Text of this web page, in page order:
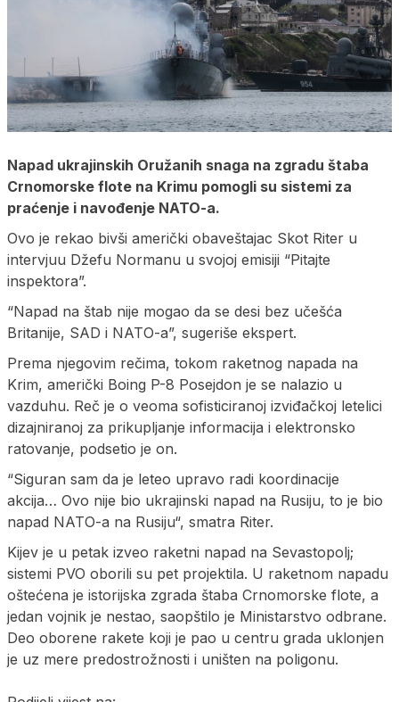
Napad ukrajinskih Oružanih snaga na zgradu štaba
Crnomorske flote na Krimu pomogli su sistemi za
praćenje i navođenje NATO-a.
Ovo je rekao bivši američki obaveštajac Skot Riter u
intervjuu Džefu Normanu u svojoj emisiji “Pitajte
inspektora”.
“Napad na štab nije mogao da se desi bez učešća
Britanije, SAD i NATO-a”, sugeriše ekspert.
Prema njegovim rečima, tokom raketnog napada na
Krim, američki Boing P-8 Posejdon je se nalazio u
vazduhu. Reč je o veoma sofisticiranoj izviđačkoj letelici
dizajniranoj za prikupljanje informacija i elektronsko
ratovanje, podsetio je on.
“Siguran sam da je leteo upravo radi koordinacije
akcija… Ovo nije bio ukrajinski napad na Rusiju, to je bio
napad NATO-a na Rusiju“, smatra Riter.
Kijev je u petak izveo raketni napad na Sevastopolj;
sistemi PVO oborili su pet projektila. U raketnom napadu
oštećena je istorijska zgrada štaba Crnomorske flote, a
jedan vojnik je nestao, saopštilo je Ministarstvo odbrane.
Deo oborene rakete koji je pao u centru grada uklonjen
je uz mere predostrožnosti i uništen na poligonu.